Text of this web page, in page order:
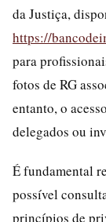
da Justiça,
https://
para
fotos de RG
entanto, o
delegados ou
É fundamental
possível
princípios de